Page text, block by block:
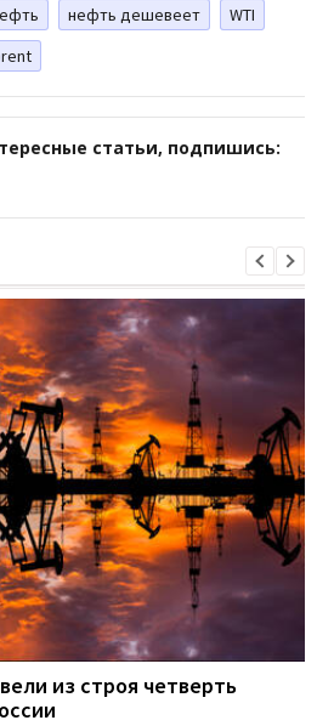
нефть дешевеет
WTI
статьи, подпишись:
из строя четверть